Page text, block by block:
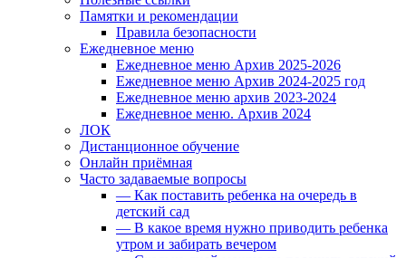
Памятки и рекомендации
Правила безопасности
Ежедневное меню
Ежедневное меню Архив 2025-2026
Ежедневное меню Архив 2024-2025 год
Ежедневное меню архив 2023-2024
Ежедневное меню. Архив 2024
ЛОК
Дистанционное обучение
Онлайн приёмная
Часто задаваемые вопросы
— Как поставить ребенка на очередь в
детский сад
— В какое время нужно приводить ребенка
утром и забирать вечером